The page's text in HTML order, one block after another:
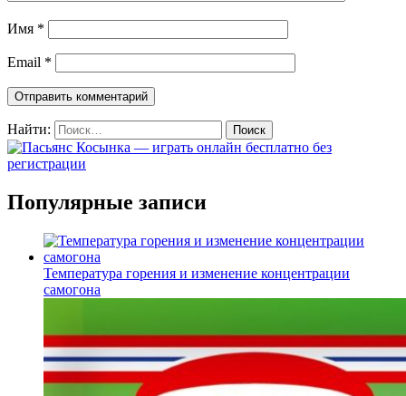
Имя *
Email *
Найти:
Популярные записи
Температура горения и изменение концентрации
самогона